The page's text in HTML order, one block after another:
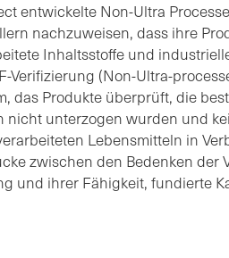
entwickelte Non-Ultra
nachzuweisen, dass ihre
Inhaltsstoffe und
Verifizierung (Non-Ultra-
das Produkte überprüft, die
nicht unterzogen wurden und
Lebensmitteln in
zwischen den Bedenken
und ihrer Fähigkeit, fundierte